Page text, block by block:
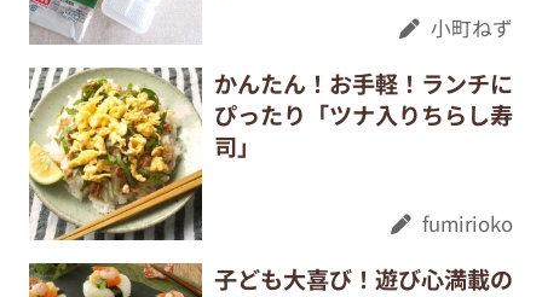
小町ねず
かんたん！お手軽！ランチに
ぴったり「ツナ入りちらし寿
司」
fumirioko
子ども大喜び！遊び心満載の